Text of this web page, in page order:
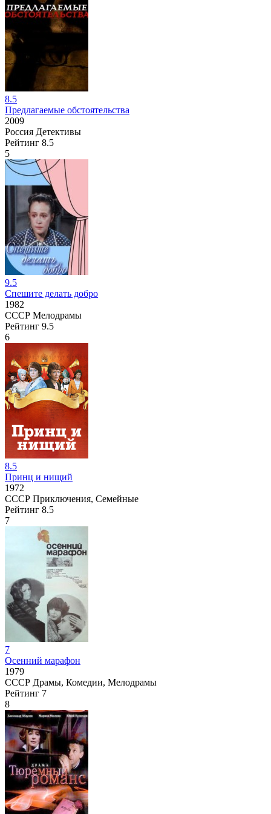
8.5
Предлагаемые обстоятельства
2009
Россия Детективы
Рейтинг 8.5
5
9.5
Спешите делать добро
1982
СССР Мелодрамы
Рейтинг 9.5
6
8.5
Принц и нищий
1972
СССР Приключения, Семейные
Рейтинг 8.5
7
7
Осенний марафон
1979
СССР Драмы, Комедии, Мелодрамы
Рейтинг 7
8